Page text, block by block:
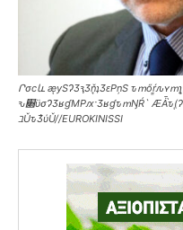
Րσсև ӕͅуSɁӠԇӠň͉ʇӠԑPņS
ԅ׍ϋσɁӠʁɠMPԕ·ӠʁɠԏՠŊŔ` ӔǠ֙ԏ(ͅʔQɏӠԁ…эQJǓ(𱯥䱯򠩮&#x12e969; ֙ԏ
בǓԏӠ̐ύǓ//EUROKINISSI